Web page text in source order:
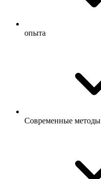
опыта
Современные методы